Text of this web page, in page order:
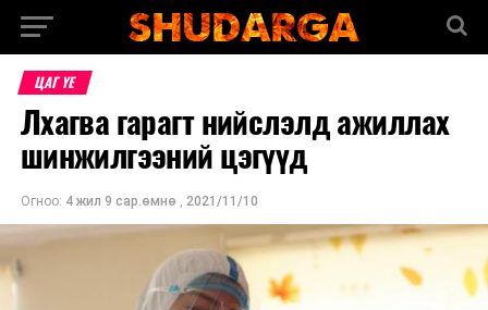
ЦАГ ҮЕ
Лхагва гарагт нийслэлд ажиллах
шинжилгээний цэгүүд
Огноо: 4 жил 9 сар.өмнө , 2021/11/10